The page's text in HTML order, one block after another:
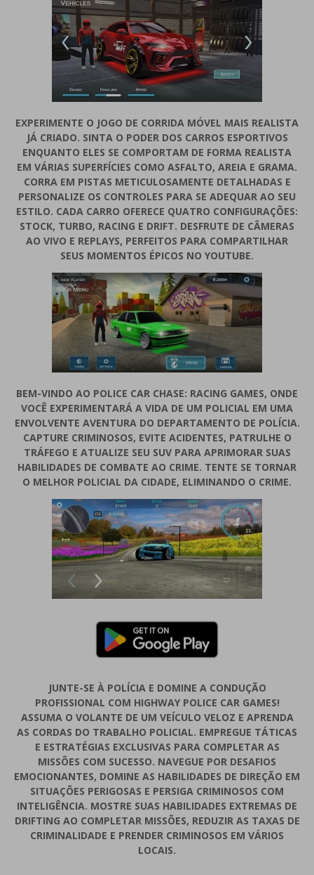
EXPERIMENTE O JOGO DE CORRIDA MÓVEL MAIS REALISTA
JÁ CRIADO. SINTA O PODER DOS CARROS ESPORTIVOS
ENQUANTO ELES SE COMPORTAM DE FORMA REALISTA
EM VÁRIAS SUPERFÍCIES COMO ASFALTO, AREIA E GRAMA.
CORRA EM PISTAS METICULOSAMENTE DETALHADAS E
PERSONALIZE OS CONTROLES PARA SE ADEQUAR AO SEU
ESTILO. CADA CARRO OFERECE QUATRO CONFIGURAÇÕES:
STOCK, TURBO, RACING E DRIFT. DESFRUTE DE CÂMERAS
AO VIVO E REPLAYS, PERFEITOS PARA COMPARTILHAR
SEUS MOMENTOS ÉPICOS NO YOUTUBE.
BEM-VINDO AO POLICE CAR CHASE: RACING GAMES, ONDE
VOCÊ EXPERIMENTARÁ A VIDA DE UM POLICIAL EM UMA
ENVOLVENTE AVENTURA DO DEPARTAMENTO DE POLÍCIA.
CAPTURE CRIMINOSOS, EVITE ACIDENTES, PATRULHE O
TRÁFEGO E ATUALIZE SEU SUV PARA APRIMORAR SUAS
HABILIDADES DE COMBATE AO CRIME. TENTE SE TORNAR
O MELHOR POLICIAL DA CIDADE, ELIMINANDO O CRIME.
JUNTE-SE À POLÍCIA E DOMINE A CONDUÇÃO
PROFISSIONAL COM HIGHWAY POLICE CAR GAMES!
ASSUMA O VOLANTE DE UM VEÍCULO VELOZ E APRENDA
AS CORDAS DO TRABALHO POLICIAL. EMPREGUE TÁTICAS
E ESTRATÉGIAS EXCLUSIVAS PARA COMPLETAR AS
MISSÕES COM SUCESSO. NAVEGUE POR DESAFIOS
EMOCIONANTES, DOMINE AS HABILIDADES DE DIREÇÃO EM
SITUAÇÕES PERIGOSAS E PERSIGA CRIMINOSOS COM
INTELIGÊNCIA. MOSTRE SUAS HABILIDADES EXTREMAS DE
DRIFTING AO COMPLETAR MISSÕES, REDUZIR AS TAXAS DE
CRIMINALIDADE E PRENDER CRIMINOSOS EM VÁRIOS
LOCAIS.